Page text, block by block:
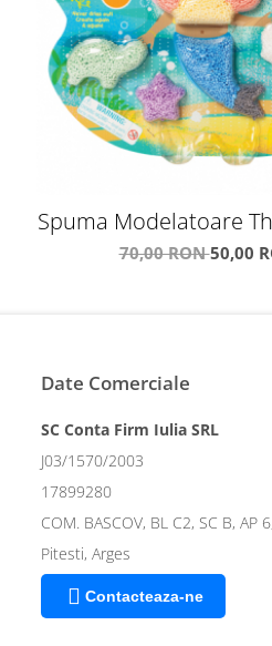
Spuma Modelatoare
Undersea
70,00 RON50,00
Date Comerciale
SC Conta Firm Iulia SRL
J03/1570/2003
17899280
COM. BASCOV, BL C2, SC B, AP
Pitesti, Arges
Contacteaza-ne